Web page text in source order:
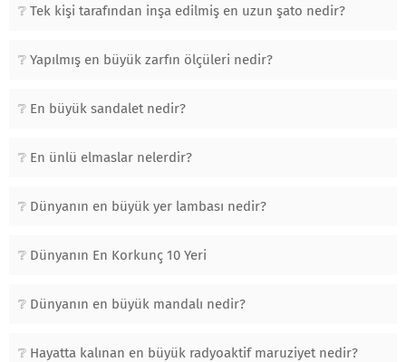
Tek kişi tarafından inşa edilmiş en uzun şato nedir?
Yapılmış en büyük zarfın ölçüleri nedir?
En büyük sandalet nedir?
En ünlü elmaslar nelerdir?
Dünyanın en büyük yer lambası nedir?
Dünyanın En Korkunç 10 Yeri
Dünyanın en büyük mandalı nedir?
Hayatta kalınan en büyük radyoaktif maruziyet nedir?